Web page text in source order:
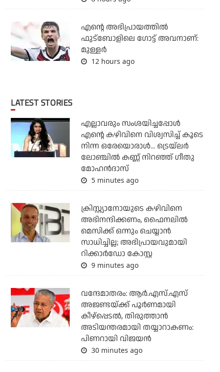
എന്റെ അഭിപ്രായത്തില്‍
ഫുട്‌ബോളിലെ ഗോട്ട് അവനാണ്:
മുള്ളര്‍
12 hours ago
LATEST STORIES
എല്ലാവരും സംശയിച്ചപ്പോള്‍
എന്റെ കഴിവിനെ വിശ്വസിച്ച് കൂടെ
നിന്ന ഒരേയൊരാള്‍... ട്രെയ്‌ലര്‍
ലോഞ്ചില്‍ കണ്ണ് നിറഞ്ഞ് ഗീതു
മോഹന്‍ദാസ്
5 minutes ago
ക്രിസ്റ്റ്യാനോയുടെ കഴിവിനെ
അഭിനന്ദിക്കണം, ഫൈനലില്‍
മെസിക്ക് ഒന്നും ചെയ്യാന്‍
സാധിച്ചില്ല; അഭിപ്രായവുമായി
റിക്കാര്‍ഡോ കോസ്റ്റ
9 minutes ago
വന്ദേമാതരം: ആര്‍.എസ്.എസ്
അജണ്ടയ്ക്ക് പൂര്‍ണമായി
കീഴ്‌പ്പെടല്‍, തിരുത്താന്‍
അടിയന്തരമായി തയ്യാറാകണം:
പിണറായി വിജയന്‍
30 minutes ago